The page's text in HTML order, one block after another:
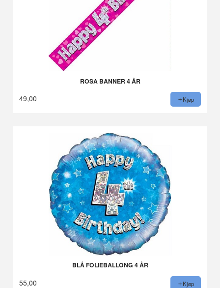
ROSA BANNER 4 ÅR
49,00 Kjøp
BLÅ FOLIEBALLONG 4 ÅR
55,00 Kjøp